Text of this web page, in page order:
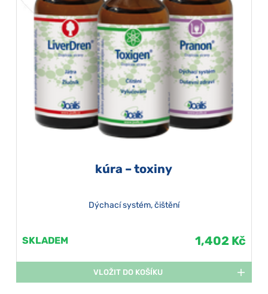
kúra – toxiny
Dýchací systém, čištění
SKLADEM 1,402 Kč
VLOŽIT DO KOŠÍKU